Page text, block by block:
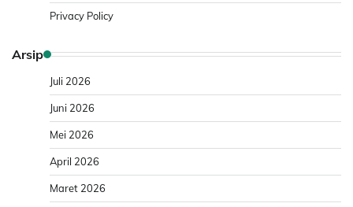
Privacy Policy
Arsip
Juli 2026
Juni 2026
Mei 2026
April 2026
Maret 2026